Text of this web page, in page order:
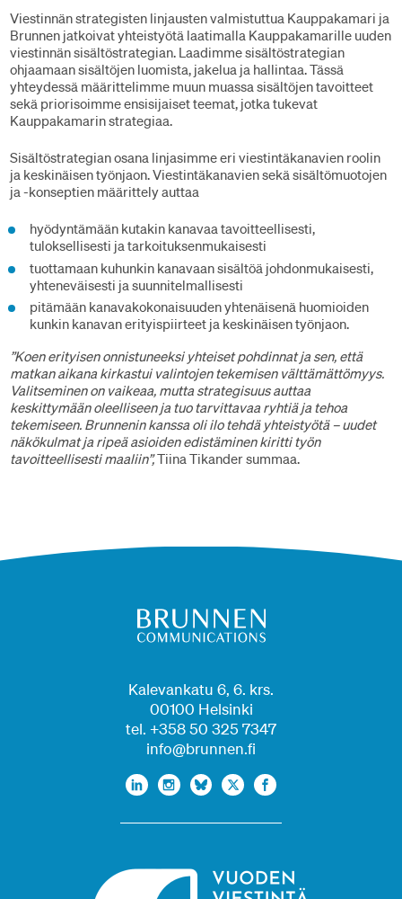
Viestinnän strategisten linjausten valmistuttua Kauppakamari ja
Brunnen jatkoivat yhteistyötä laatimalla Kauppakamarille uuden
viestinnän sisältöstrategian. Laadimme sisältöstrategian
ohjaamaan sisältöjen luomista, jakelua ja hallintaa. Tässä
yhteydessä määrittelimme muun muassa sisältöjen tavoitteet
sekä priorisoimme ensisijaiset teemat, jotka tukevat
Kauppakamarin strategiaa.
Sisältöstrategian osana linjasimme eri viestintäkanavien roolin
ja keskinäisen työnjaon. Viestintäkanavien sekä sisältömuotojen
ja -konseptien määrittely auttaa
hyödyntämään kutakin kanavaa tavoitteellisesti,
tuloksellisesti ja tarkoituksenmukaisesti
tuottamaan kuhunkin kanavaan sisältöä johdonmukaisesti,
yhteneväisesti ja suunnitelmallisesti
pitämään kanavakokonaisuuden yhtenäisenä huomioiden
kunkin kanavan erityispiirteet ja keskinäisen työnjaon.
”Koen erityisen onnistuneeksi yhteiset pohdinnat ja sen, että
matkan aikana kirkastui valintojen tekemisen välttämättömyys.
Valitseminen on vaikeaa, mutta strategisuus auttaa
keskittymään oleelliseen ja tuo tarvittavaa ryhtiä ja tehoa
tekemiseen. Brunnenin kanssa oli ilo tehdä yhteistyötä – uudet
näkökulmat ja ripeä asioiden edistäminen kiritti työn
tavoitteellisesti maaliin”,Tiina Tikander summaa.
Kalevankatu 6, 6. krs.
00100 Helsinki
tel. +358 50 325 7347
info@brunnen.fi